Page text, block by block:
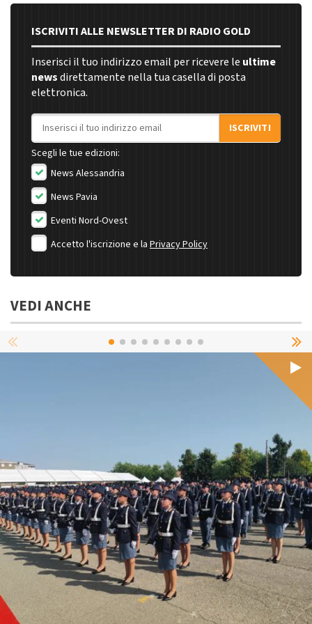
ISCRIVITI ALLE NEWSLETTER DI RADIO GOLD
Inserisci il tuo indirizzo email per ricevere le ultime
newsdirettamente nella tua casella di posta
elettronica.
Indirizzo email
ISCRIVITI
Scegli le tue edizioni:
News Alessandria
News Pavia
Eventi Nord-Ovest
Accetto l'iscrizione e la Privacy Policy
VEDI ANCHE